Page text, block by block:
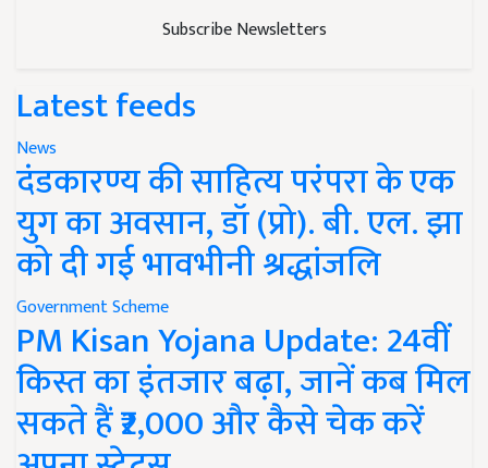
Subscribe Newsletters
Latest feeds
News
दंडकारण्य की साहित्य परंपरा के एक
युग का अवसान, डॉ (प्रो). बी. एल. झा
को दी गई भावभीनी श्रद्धांजलि
Government Scheme
PM Kisan Yojana Update: 24वीं
किस्त का इंतजार बढ़ा, जानें कब मिल
सकते हैं ₹2,000 और कैसे चेक करें